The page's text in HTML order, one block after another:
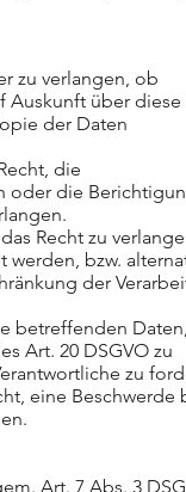
zu verlangen, ob
Auskunft über diese
der Daten
die
oder die
Recht zu
bzw.
der
betreffenden
Art. 20 DSGVO zu
zu
eine Beschwerde
Art. 7 Abs. 3